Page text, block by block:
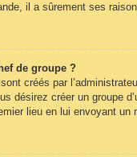
il a sûrement ses
de groupe ?
créés par
désirez créer un groupe
lieu en lui envoyant un